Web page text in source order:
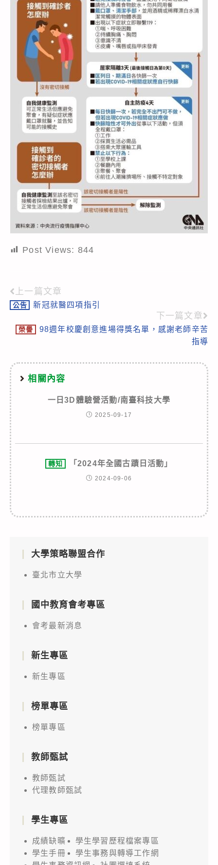
Post Views: 844
Read
more
articles
上一篇文章
公告 新冠就醫四項指引
下一篇文章
榮譽
98週年校慶創意進場得獎名單，感謝老師辛苦
指導
相關內容
一日3D體驗營活動/南臺科技大學
2025-09-17
轉知 「2024年全國古蹟日活動」
2024-09-06
大學策略聯盟合作
臺北市立大學
國中教育會考專區
會考最新消息
新生專區
新生專區
榜單專區
榜單專區
教師甄試
教師甄試
代理教師甄試
學生專區
成績缺曠
學生學習歷程檔案專區
學生手冊
學生事務與轉導工作網